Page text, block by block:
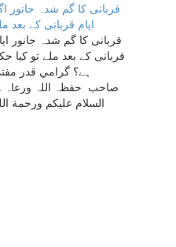
قربانی کا گم شدہ جانور
ایام قربانی کے بعد
قربانی کا گم شدہ جانور
قربانی کے بعد ملے تو کیا
ہے؟ گرامي قدر
صاحب حفظہ اللہ ورعاہ
السلام عليكم ورحمة